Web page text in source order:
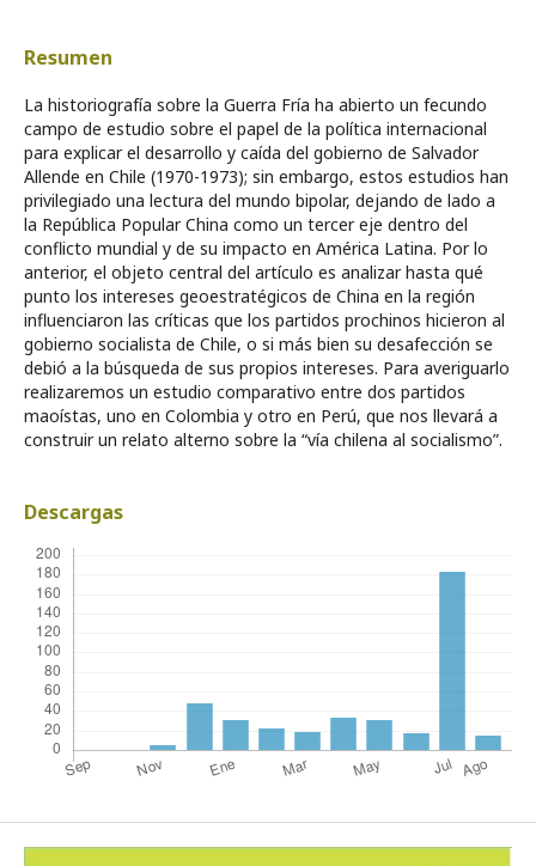
Resumen
La historiografía sobre la Guerra Fría ha abierto un fecundo
campo de estudio sobre el papel de la política internacional
para explicar el desarrollo y caída del gobierno de Salvador
Allende en Chile (1970-1973); sin embargo, estos estudios han
privilegiado una lectura del mundo bipolar, dejando de lado a
la República Popular China como un tercer eje dentro del
conflicto mundial y de su impacto en América Latina. Por lo
anterior, el objeto central del artículo es analizar hasta qué
punto los intereses geoestratégicos de China en la región
influenciaron las críticas que los partidos prochinos hicieron al
gobierno socialista de Chile, o si más bien su desafección se
debió a la búsqueda de sus propios intereses. Para averiguarlo
realizaremos un estudio comparativo entre dos partidos
maoístas, uno en Colombia y otro en Perú, que nos llevará a
construir un relato alterno sobre la “vía chilena al socialismo”.
Descargas